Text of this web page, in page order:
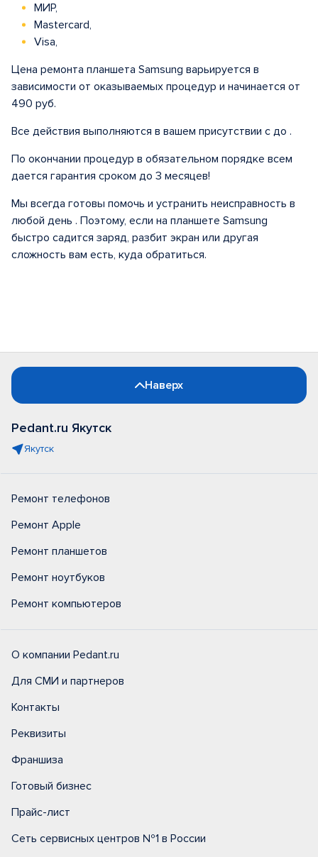
МИР,
Mastercard,
Visa,
Цена ремонта планшета Samsung варьируется в
зависимости от оказываемых процедур и начинается от
490 руб.
Все действия выполняются в вашем присутствии с до .
По окончании процедур в обязательном порядке всем
дается гарантия сроком до 3 месяцев!
Мы всегда готовы помочь и устранить неисправность в
любой день . Поэтому, если на планшете Samsung
быстро садится заряд, разбит экран или другая
сложность вам есть, куда обратиться.
Наверх
Pedant.ru Якутск
Якутск
Ремонт телефонов
Ремонт Apple
Ремонт планшетов
Ремонт ноутбуков
Ремонт компьютеров
О компании Pedant.ru
Для СМИ и партнеров
Контакты
Реквизиты
Франшиза
Готовый бизнес
Прайс-лист
Сеть сервисных центров №1 в России